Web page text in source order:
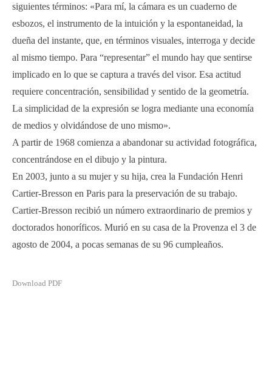
siguientes términos: «Para mí, la cámara es un cuaderno de
esbozos, el instrumento de la intuición y la espontaneidad, la
dueña del instante, que, en términos visuales, interroga y decide
al mismo tiempo. Para “representar” el mundo hay que sentirse
implicado en lo que se captura a través del visor. Esa actitud
requiere concentración, sensibilidad y sentido de la geometría.
La simplicidad de la expresión se logra mediante una economía
de medios y olvidándose de uno mismo».
A partir de 1968 comienza a abandonar su actividad fotográfica,
concentrándose en el dibujo y la pintura.
En 2003, junto a su mujer y su hija, crea la Fundación Henri
Cartier-Bresson en Paris para la preservación de su trabajo.
Cartier-Bresson recibió un número extraordinario de premios y
doctorados honoríficos. Murió en su casa de la Provenza el 3 de
agosto de 2004, a pocas semanas de su 96 cumpleaños.
Download PDF